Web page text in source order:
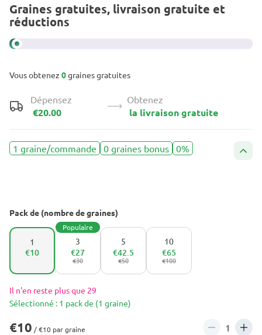
Graines gratuites, livraison gratuite et
réductions
Vous obtenez 0graines gratuites
Dépensez
€20.00
Obtenez
la livraison gratuite
1 graine/commande 0 graines bonus 0%
Pack de (nombre de graines)
1
€10
3
Populaire
€30
€27
5
€50
€42.5
10
€100
€65
Il n'en reste plus que 29
Sélectionné : 1 pack de (1 graine)
€10 / €10 par graine